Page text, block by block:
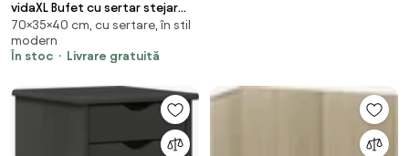
vidaXL Bufet cu sertar stejar
artizanal 35 x 40 x 70 cm Lemn
compozit
70×35×40 cm, cu sertare, în stil
modern
În stoc
Livrare gratuită